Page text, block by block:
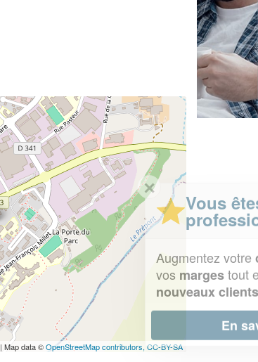
| Map data ©OpenStreetMap contributors, CC-BY-SA
✕
Vous êtes un
professionnel ?
Augmentez votrechiffre d'affaireset
vos
marges
tout en gagnant de
nouveaux clients